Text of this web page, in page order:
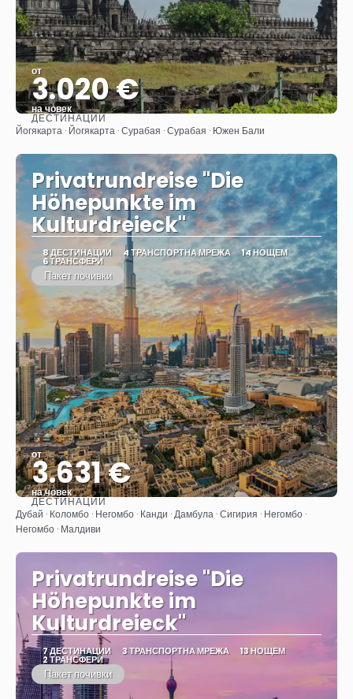
от
3.020 €
на човек
Вижте
ДЕСТИНАЦИИ
Йогякарта · Йогякарта · Сурабая · Сурабая · Южен Бали
Privatrundreise "Die
Höhepunkte im
Kulturdreieck"
8 ДЕСТИНАЦИИ 4 ТРАНСПОРТНА МРЕЖА 14 НОЩЕМ
6 ТРАНСФЕРИ
Пакет почивки
от
3.631 €
на човек
Вижте
ДЕСТИНАЦИИ
Дубай · Коломбо · Негомбо · Канди · Дамбула · Сигирия · Негомбо ·
Негомбо · Малдиви
Privatrundreise "Die
Höhepunkte im
Kulturdreieck"
7 ДЕСТИНАЦИИ 3 ТРАНСПОРТНА МРЕЖА 13 НОЩЕМ
2 ТРАНСФЕРИ
Пакет почивки